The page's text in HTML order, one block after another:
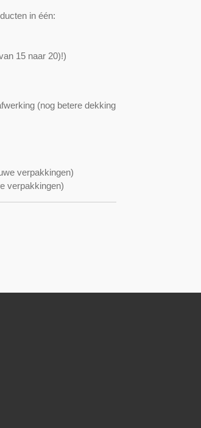
in één:
15 naar 20)!)
(nog betere dekking
verpakkingen)
verpakkingen)